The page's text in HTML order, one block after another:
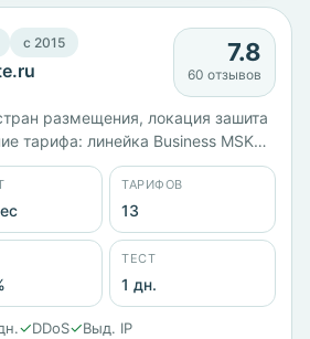
c 2015 7.8
60 отзывов
размещения, локация зашита
тарифа: линейка Business MSK
и идёт от 599 ₽/мес за 1 ГБ
5199 ₽/мес за 6 ядер и 7 ГБ.
тарифов от 55 ₽/мес, юрлицо
Сервер Лимитед». Тестовый
сутки.
ТАРИФОВ
13
ТЕСТ
1 дн.
✓DDoS✓Выд. IP